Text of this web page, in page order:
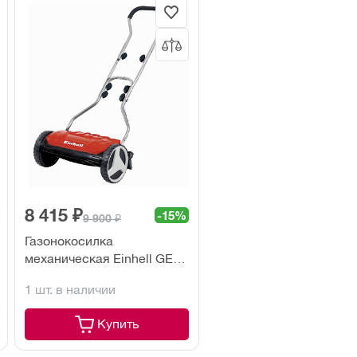
8 415 ₽9 900 ₽
-15%
Газонокосилка
механическая Einhell GE-
1 шт. в наличии
Купить